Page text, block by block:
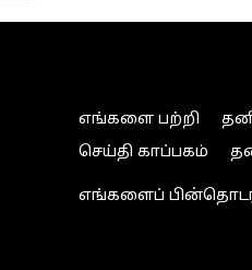
எங்களை பற்றி
செய்தி காப்பகம்
எங்களைப்